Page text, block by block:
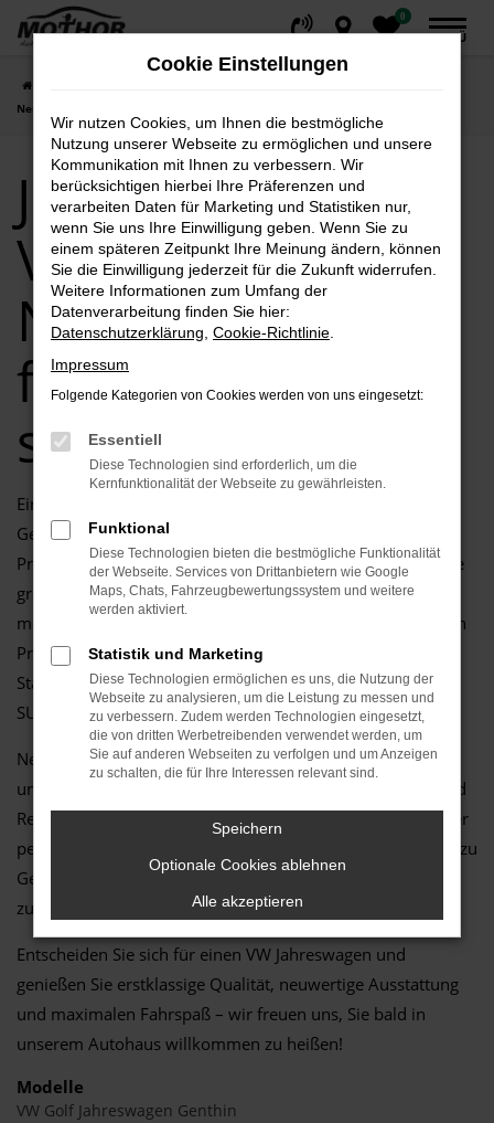
Zum
0
MENÜ
Neuwertig fahren, clever sparen!
Jahreswagen von
VW in Genthin –
Neuwertig
fahren, clever
sparen!
Ein Jahreswagen von VW ist die ideale Wahl für alle, die in
Genthin Wert auf neuwertige Fahrzeuge zu attraktiven
Preisen legen. Unser Autohaus in Genthin bietet Ihnen eine
große Auswahl an topgepflegten VW-Jahreswagen, die mit
moderner Technik, Zuverlässigkeit und einem erstklassigen
Preis-Leistungs-Verhältnis überzeugen. Egal ob kompakter
Stadtflitzer, geräumiger Familienwagen oder dynamischer
SUV – wir haben das passende Modell für Ihre Ansprüche.
Neben der breiten Fahrzeugauswahl stehen wir Ihnen mit
umfassenden Serviceleistungen zur Seite: von Wartung und
Reparatur über Finanzierungsmöglichkeiten bis hin zu einer
persönlichen und kompetenten Beratung. Durch die Nähe zu
Genthin profitieren Sie von kurzen Wegen und einem
zuverlässigen Ansprechpartner direkt vor Ort.
Entscheiden Sie sich für einen VW Jahreswagen und
genießen Sie erstklassige Qualität, neuwertige Ausstattung
und maximalen Fahrspaß – wir freuen uns, Sie bald in
unserem Autohaus willkommen zu heißen!
Modelle
VW Golf Jahreswagen Genthin
Cookie Einstellungen
Wir nutzen Cookies, um Ihnen die bestmögliche
Nutzung unserer Webseite zu ermöglichen und unsere
Kommunikation mit Ihnen zu verbessern. Wir
berücksichtigen hierbei Ihre Präferenzen und
verarbeiten Daten für Marketing und Statistiken nur,
wenn Sie uns Ihre Einwilligung geben. Wenn Sie zu
einem späteren Zeitpunkt Ihre Meinung ändern, können
Sie die Einwilligung jederzeit für die Zukunft widerrufen.
Weitere Informationen zum Umfang der
Datenverarbeitung finden Sie hier:
Datenschutzerklärung Cookie-Richtlinie
Impressum
Folgende Kategorien von Cookies werden von uns eingesetzt:
Essentiell
Diese Technologien sind erforderlich, um die
Kernfunktionalität der Webseite zu gewährleisten.
Funktional
Diese Technologien bieten die bestmögliche Funktionalität
der Webseite. Services von Drittanbietern wie Google
Maps, Chats, Fahrzeugbewertungssystem und weitere
werden aktiviert.
Statistik und Marketing
Diese Technologien ermöglichen es uns, die Nutzung der
Webseite zu analysieren, um die Leistung zu messen und
zu verbessern. Zudem werden Technologien eingesetzt,
die von dritten Werbetreibenden verwendet werden, um
Sie auf anderen Webseiten zu verfolgen und um Anzeigen
zu schalten, die für Ihre Interessen relevant sind.
Speichern
Optionale Cookies ablehnen
Alle akzeptieren